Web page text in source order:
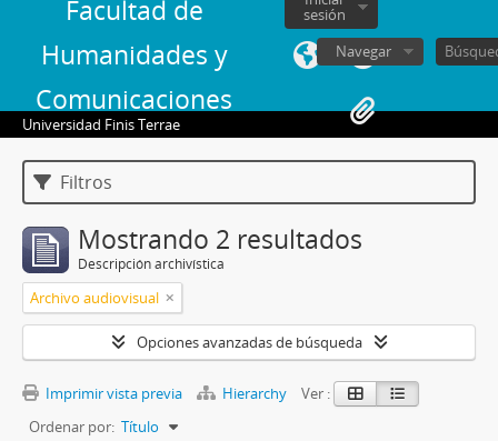
Facultad de
Humanidades y
Comunicaciones
sesión
Navegar
Universidad Finis Terrae
Filtros
Mostrando 2 resultados
Descripción archivística
Archivo audiovisual
Opciones avanzadas de búsqueda
Imprimir vista previa Hierarchy
Ver :
Ordenar por: Título